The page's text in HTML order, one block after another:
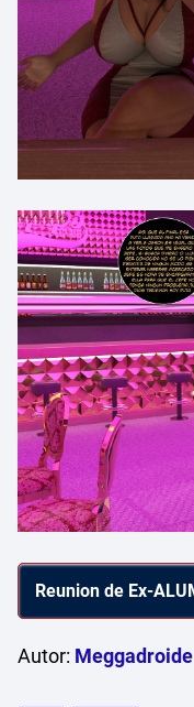
Autor: Meggadroide